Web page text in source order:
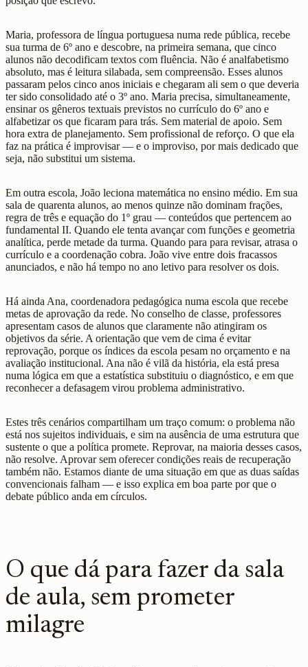
Maria, professora de língua portuguesa numa rede pública, recebe
sua turma de 6º ano e descobre, na primeira semana, que cinco
alunos não decodificam textos com fluência. Não é analfabetismo
absoluto, mas é leitura silabada, sem compreensão. Esses alunos
passaram pelos cinco anos iniciais e chegaram ali sem o que deveria
ter sido consolidado até o 3º ano. Maria precisa, simultaneamente,
ensinar os gêneros textuais previstos no currículo do 6º ano e
alfabetizar os que ficaram para trás. Sem material de apoio. Sem
hora extra de planejamento. Sem profissional de reforço. O que ela
faz na prática é improvisar — e o improviso, por mais dedicado que
seja, não substitui um sistema.
Em outra escola, João leciona matemática no ensino médio. Em sua
sala de quarenta alunos, ao menos quinze não dominam frações,
regra de três e equação do 1º grau — conteúdos que pertencem ao
fundamental II. Quando ele tenta avançar com funções e geometria
analítica, perde metade da turma. Quando para para revisar, atrasa o
currículo e a coordenação cobra. João vive entre dois fracassos
anunciados, e não há tempo no ano letivo para resolver os dois.
Há ainda Ana, coordenadora pedagógica numa escola que recebe
metas de aprovação da rede. No conselho de classe, professores
apresentam casos de alunos que claramente não atingiram os
objetivos da série. A orientação que vem de cima é evitar
reprovação, porque os índices da escola pesam no orçamento e na
avaliação institucional. Ana não é vilã da história, ela está presa
numa lógica em que a estatística substituiu o diagnóstico, e em que
reconhecer a defasagem virou problema administrativo.
Estes três cenários compartilham um traço comum: o problema não
está nos sujeitos individuais, e sim na ausência de uma estrutura que
sustente o que a política promete. Reprovar, na maioria desses casos,
não resolve. Aprovar sem oferecer condições reais de recuperação
também não. Estamos diante de uma situação em que as duas saídas
convencionais falham — e isso explica em boa parte por que o
debate público anda em círculos.
O que dá para fazer da sala
de aula, sem prometer
milagre